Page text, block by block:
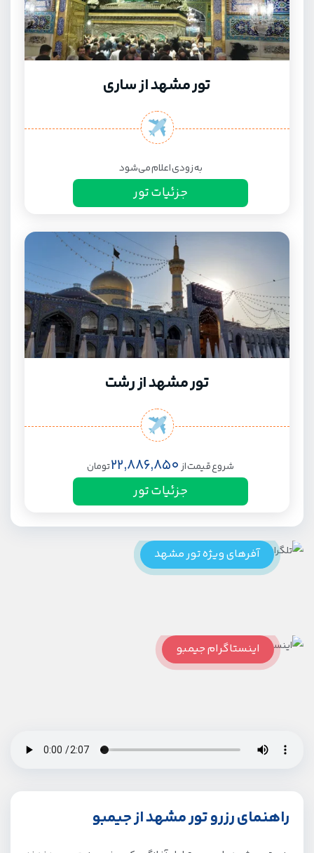
تور مشهد از ساری
به زودی اعلام می‌شود
جزئیات تور
تور مشهد از رشت
شروع قیمت از22,886,850تومان
جزئیات تور
آفرهای ویژه تور مشهد
اینستاگرام جیمبو
راهنمای رزرو تور مشهد از جیمبو